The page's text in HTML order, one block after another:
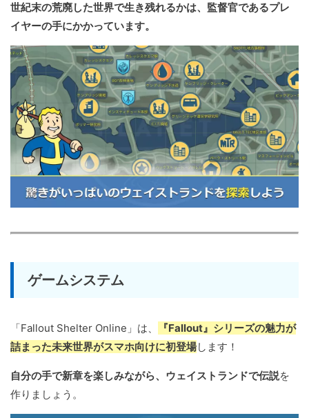
世紀末の荒廃した世界で生き残れるかは、監督官であるプレ
イヤーの手にかかっています。
ゲームシステム
「Fallout Shelter Online」は、
『Fallout』シリーズの魅力が
詰まった未来世界がスマホ向けに初登場します！
自分の手で新章を楽しみながら、ウェイストランドで伝説を
作りましょう。